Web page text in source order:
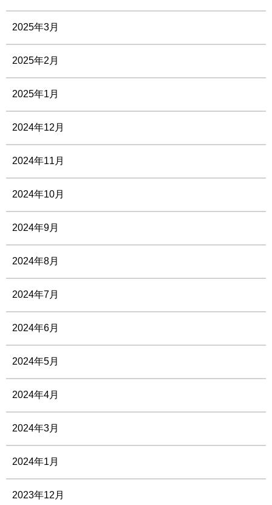
2025年3月
2025年2月
2025年1月
2024年12月
2024年11月
2024年10月
2024年9月
2024年8月
2024年7月
2024年6月
2024年5月
2024年4月
2024年3月
2024年1月
2023年12月